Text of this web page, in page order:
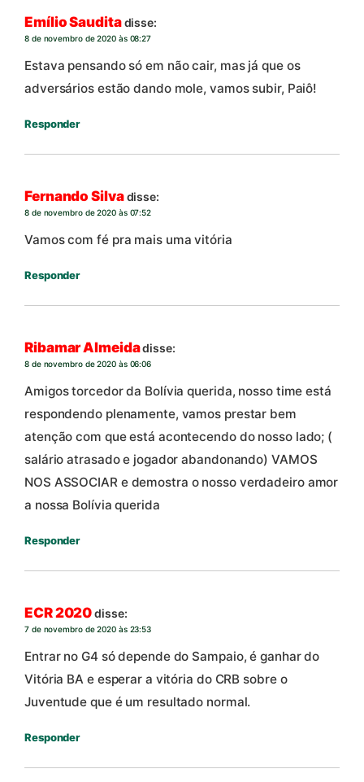
Emílio Sauditadisse:
8 de novembro de 2020 às 08:27
Estava pensando só em não cair, mas já que os
adversários estão dando mole, vamos subir, Paiô!
Responder
Fernando Silvadisse:
8 de novembro de 2020 às 07:52
Vamos com fé pra mais uma vitória
Responder
Ribamar Almeidadisse:
8 de novembro de 2020 às 06:06
Amigos torcedor da Bolívia querida, nosso time está
respondendo plenamente, vamos prestar bem
atenção com que está acontecendo do nosso lado; (
salário atrasado e jogador abandonando) VAMOS
NOS ASSOCIAR e demostra o nosso verdadeiro amor
a nossa Bolívia querida
Responder
ECR 2020disse:
7 de novembro de 2020 às 23:53
Entrar no G4 só depende do Sampaio, é ganhar do
Vitória BA e esperar a vitória do CRB sobre o
Juventude que é um resultado normal.
Responder